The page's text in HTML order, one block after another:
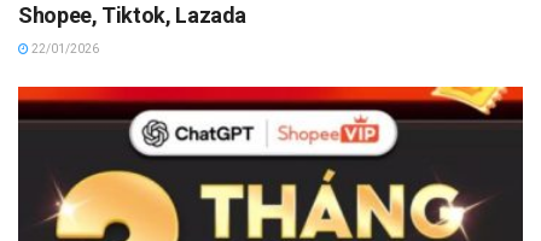
Shopee, Tiktok, Lazada
22/01/2026